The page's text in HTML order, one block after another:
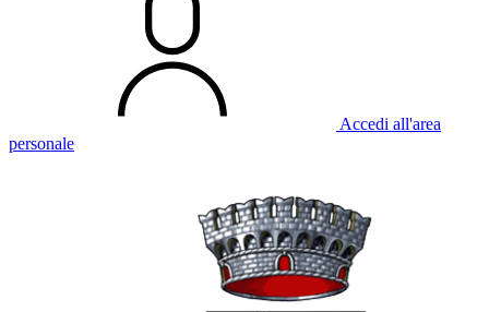
Accedi all'area
personale